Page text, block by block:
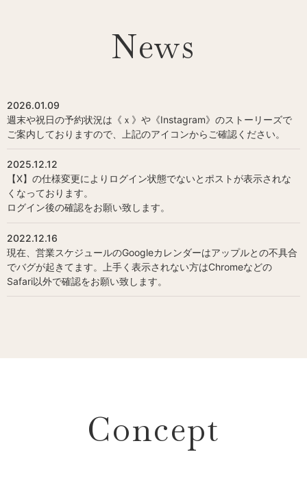
News
2026.01.09
週末や祝日の予約状況は《ｘ》や《Instagram》のストーリーズで
ご案内しておりますので、上記のアイコンからご確認ください。
2025.12.12
【X】の仕様変更によりログイン状態でないとポストが表示されな
くなっております。
ログイン後の確認をお願い致します。
2022.12.16
現在、営業スケジュールのGoogleカレンダーはアップルとの不具合
でバグが起きてます。上手く表示されない方はChromeなどの
Safari以外で確認をお願い致します。
Concept